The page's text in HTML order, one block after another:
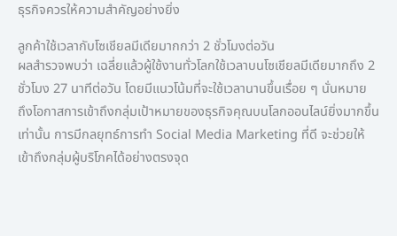
ธุรกิจควรให้ความสำคัญอย่างยิ่ง
ลูกค้าใช้เวลากับโซเชียลมีเดียมากกว่า 2 ชั่วโมงต่อวัน
ผลสำรวจพบว่า เฉลี่ยแล้วผู้ใช้งานทั่วโลกใช้เวลาบนโซเชียลมีเดียมากถึง 2
ชั่วโมง 27 นาทีต่อวัน โดยมีแนวโน้มที่จะใช้เวลานานขึ้นเรื่อย ๆ นั่นหมาย
ถึงโอกาสการเข้าถึงกลุ่มเป้าหมายของธุรกิจคุณบนโลกออนไลน์ยิ่งมากขึ้น
เท่านั้น การมีกลยุทธ์การทำ Social Media Marketing ที่ดี จะช่วยให้
เข้าถึงกลุ่มผู้บริโภคได้อย่างตรงจุด